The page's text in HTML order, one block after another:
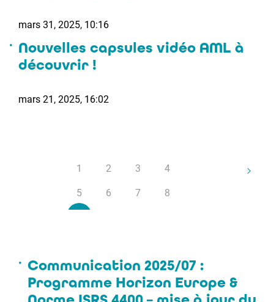
mars 31, 2025, 10:16
Nouvelles capsules vidéo AML à
découvrir !
mars 21, 2025, 16:02
1 2 3 4
5 6 7 8
Communication 2025/07 :
Programme Horizon Europe &